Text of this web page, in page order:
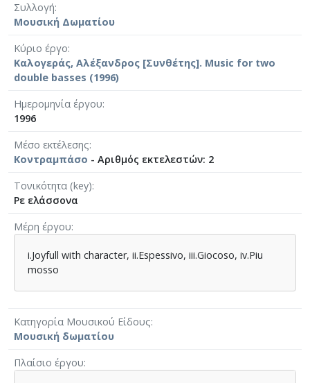
Συλλογή
Μουσική Δωματίου
Κύριο έργο
Καλογεράς, Αλέξανδρος [Συνθέτης]. Music for two
double basses (1996)
Ημερομηνία έργου
1996
Μέσο εκτέλεσης
Κοντραμπάσο - Αριθμός εκτελεστών: 2
Τονικότητα (key)
Ρε ελάσσονα
Μέρη έργου
i.Joyfull with character, ii.Espessivo, iii.Giocoso, iv.Piu
mosso
Κατηγορία Μουσικού Είδους
Μουσική δωματίου
Πλαίσιο έργου